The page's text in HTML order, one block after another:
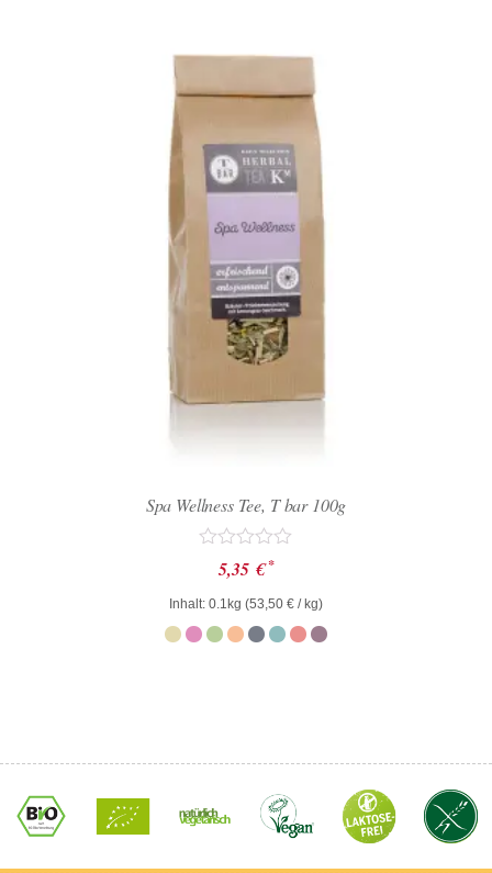
Spa Wellness Tee, T bar 100g
Bewertet
mit
0
von
5
5,35 € *
Inhalt: 0.1kg (53,50 € / kg)